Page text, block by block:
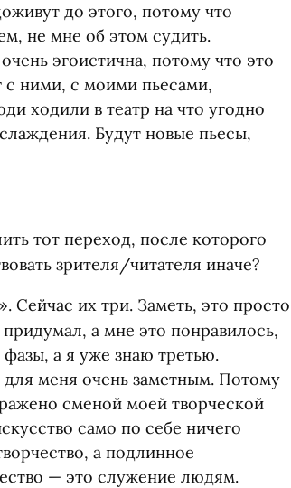
до этого, потому что
не мне об этом судить.
эгоистична, потому что это
с ними, с моими пьесами,
ходили в театр на что угодно
Будут новые пьесы,
тот переход, после которого
зрителя/читателя иначе?
Сейчас их три. Заметь, это просто
а мне это понравилось,
фазы, а я уже знаю третью.
меня очень заметным. Потому
сменой моей творческой
само по себе ничего
а подлинное
— это служение людям.